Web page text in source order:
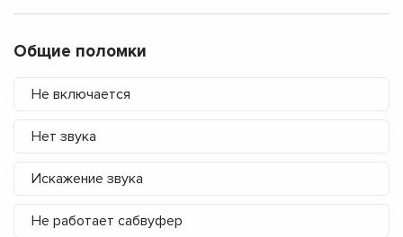
Общие поломки
Не включается
Нет звука
Искажение звука
Не работает сабвуфер